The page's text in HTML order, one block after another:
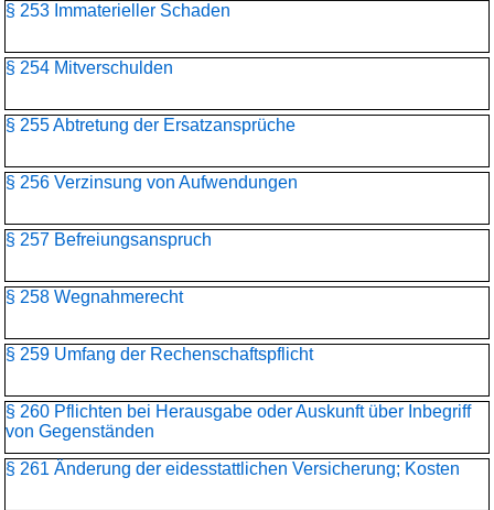
§ 253 Immaterieller Schaden
§ 254 Mitverschulden
§ 255 Abtretung der Ersatzansprüche
§ 256 Verzinsung von Aufwendungen
§ 257 Befreiungsanspruch
§ 258 Wegnahmerecht
§ 259 Umfang der Rechenschaftspflicht
§ 260 Pflichten bei Herausgabe oder Auskunft über Inbegriff
von Gegenständen
§ 261 Änderung der eidesstattlichen Versicherung; Kosten